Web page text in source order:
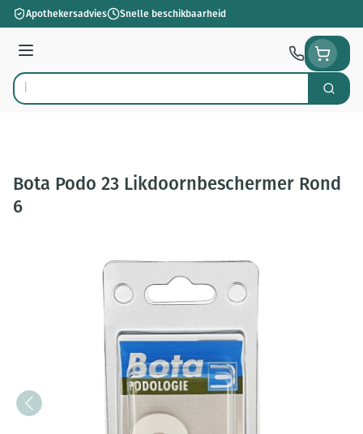
Ga naar de inhoud
Apothekersadvies Snelle beschikbaarheid
Menu
Product, merk, categorie... Zoek
Bota Podo 23 Likdoornbeschermer Rond
6